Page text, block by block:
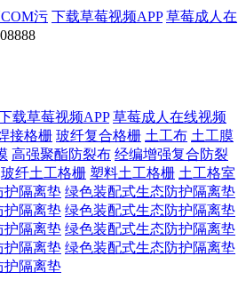
污 下载草莓视频APP 草莓成人在
载草莓视频APP 草莓成人在线视频
接格栅 玻纤复合格栅 土工布 土工膜
高强聚酯防裂布 经编增强复合防裂
玻纤土工格栅 塑料土工格栅 土工格室
护隔离垫 绿色装配式生态防护隔离垫
护隔离垫 绿色装配式生态防护隔离垫
护隔离垫 绿色装配式生态防护隔离垫
护隔离垫 绿色装配式生态防护隔离垫
护隔离垫